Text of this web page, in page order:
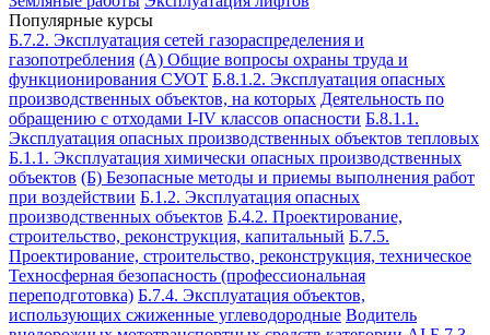
Популярные курсы
Б.7.2. Эксплуатация сетей газораспределения и
газопотребления (А) Общие вопросы охраны труда и
функционирования СУОТ Б.8.1.2. Эксплуатация опасных
производственных объектов, на которых Деятельность по
обращению с отходами I-IV классов опасности Б.8.1.1.
Эксплуатация опасных производственных объектов тепловых
Б.1.1. Эксплуатация химически опасных производственных
объектов (Б) Безопасные методы и приемы выполнения работ
при воздействии Б.1.2. Эксплуатация опасных
производственных объектов Б.4.2. Проектирование,
строительство, реконструкция, капитальный Б.7.5.
Проектирование, строительство, реконструкция, техническое
Техносферная безопасность (профессиональная
переподготовка) Б.7.4. Эксплуатация объектов,
использующих сжиженные углеводородные Водитель